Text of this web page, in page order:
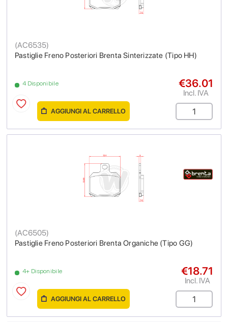
Pastiglie Freno Posteriori Brenta Sinterizzate (Tipo HH)
(AC6535)
4 Disponibile €36.01
Incl. IVA
AGGIUNGI AL CARRELLO
Pastiglie Freno Posteriori Brenta Organiche (Tipo GG)
(AC6505)
4+ Disponibile €18.71
Incl. IVA
AGGIUNGI AL CARRELLO